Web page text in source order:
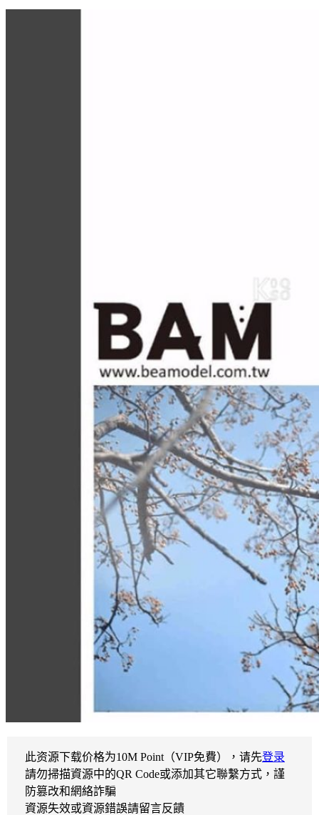
此资源下载价格为10M Point（VIP免費），请先登录
請勿掃描資源中的QR Code或添加其它聯繫方式，謹
防篡改和網絡詐騙
資源失效或資源錯誤請留言反饋